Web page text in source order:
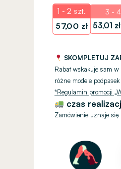
1 - 2 szt.
57,00 zł
3 -
53,01 zł
SKOMPLETUJ
Rabat wskakuje sam
różne modele podpasek
*Regulamin promocji
czas
Zamówienie uznaje